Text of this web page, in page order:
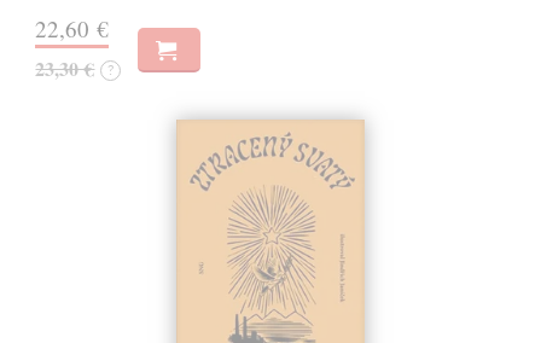
22,60 €
23,30 € ?